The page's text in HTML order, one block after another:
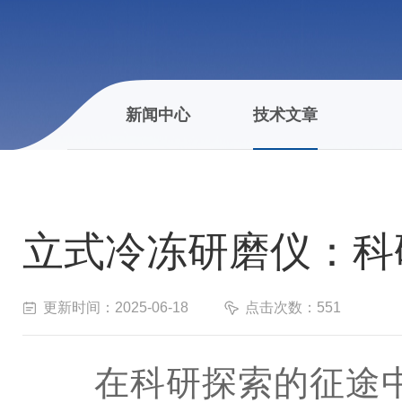
新闻中心 技术文章
立式冷冻研磨仪：
更新时间：2025-06-18 点击次数：551
在科研探索的征途